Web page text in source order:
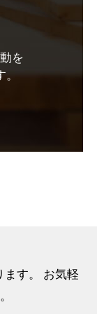
を
。
ます。 お気軽